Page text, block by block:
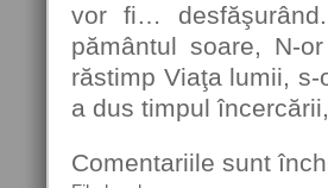
vor fi…
pământul soare, N-
răstimp Viaţa lumii,
a dus timpul
Comentariile sunt